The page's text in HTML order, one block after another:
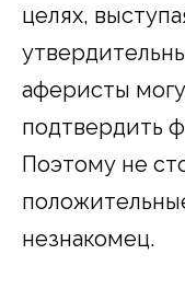
целях,
аферисты
подтвердить
Поэтому не
незнакомец.